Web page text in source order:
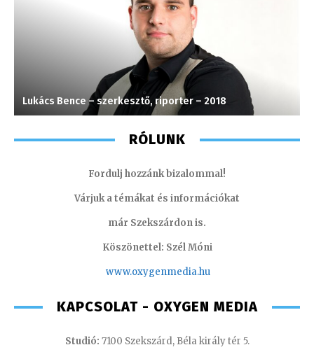
Lukács Bence – szerkesztő, riporter – 2018
RÓLUNK
Fordulj hozzánk bizalommal!
Várjuk a témákat és információkat
már Szekszárdon is.
Köszönettel: Szél Móni
www.oxygenmedia.hu
KAPCSOLAT - OXYGEN MEDIA
Studió: 7100 Szekszárd, Béla király tér 5.